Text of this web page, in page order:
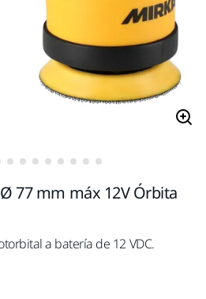
Ø 77 mm máx 12V Órbita
a batería de 12 VDC.